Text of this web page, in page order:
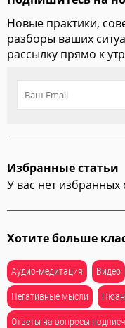
Новые практики,
разборы ваших
рассылку прямо к
Избранные статьи
У вас нет избранных
Хотите больше
Аудио-медитация Видео
Негативные мысли
Ответы на вопросы